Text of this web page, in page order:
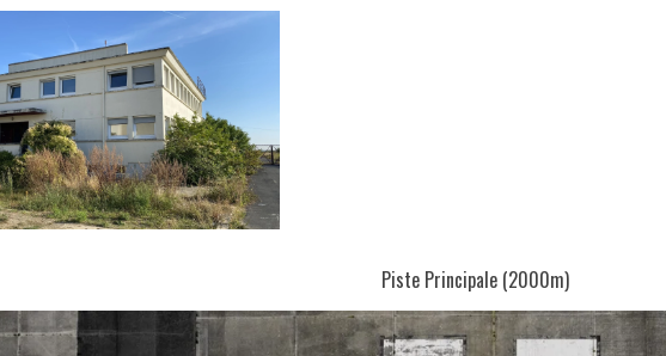
Piste Principale (2000m)